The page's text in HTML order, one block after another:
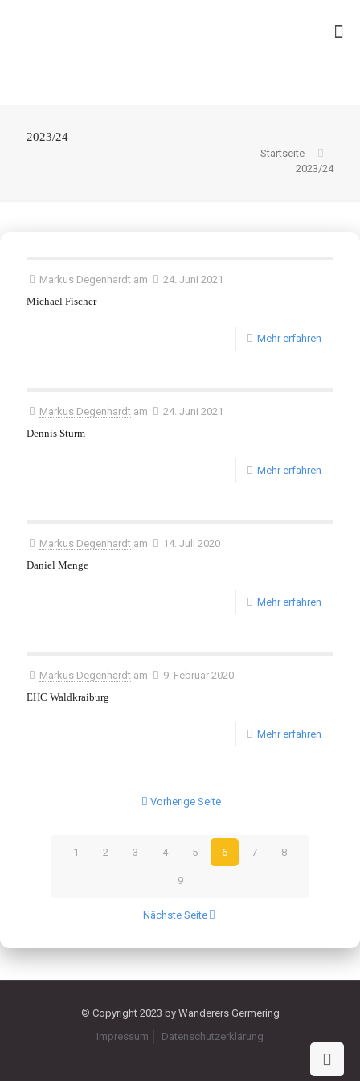
2023/24
Startseite
2023/24
Markus Degenhardt am
24. Juni 2021
Michael Fischer
Mehr erfahren
Markus Degenhardt am
24. Juni 2021
Dennis Sturm
Mehr erfahren
Markus Degenhardt am
14. Juli 2020
Daniel Menge
Mehr erfahren
Markus Degenhardt am
9. Februar 2020
EHC Waldkraiburg
Mehr erfahren
Vorherige Seite
1 2 3 4 5 6 7 8
9
Nächste Seite
© Copyright 2023 by Wanderers Germering
Impressum
Datenschutzerklärung